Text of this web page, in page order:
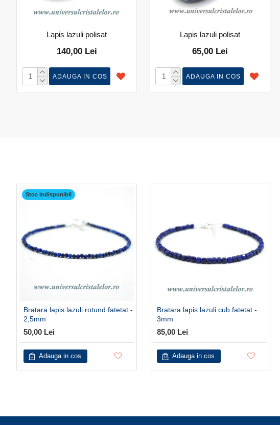
Lapis lazuli polisat
140,00 Lei
ADAUGA IN COS
Lapis lazuli polisat
65,00 Lei
ADAUGA IN COS
Stoc indisponibil
Bratara lapis lazuli rotund fatetat -
2,5mm
50,00 Lei
Adauga in cos
Bratara lapis lazuli cub fatetat -
3mm
85,00 Lei
Adauga in cos